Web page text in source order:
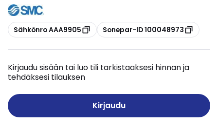
Kopioi
Sähkönro AAA9905 Kopioi
Sonepar-ID 100048973
Kirjaudu sisään tai luo tili tarkistaaksesi hinnan ja
tehdäksesi tilauksen
Kirjaudu